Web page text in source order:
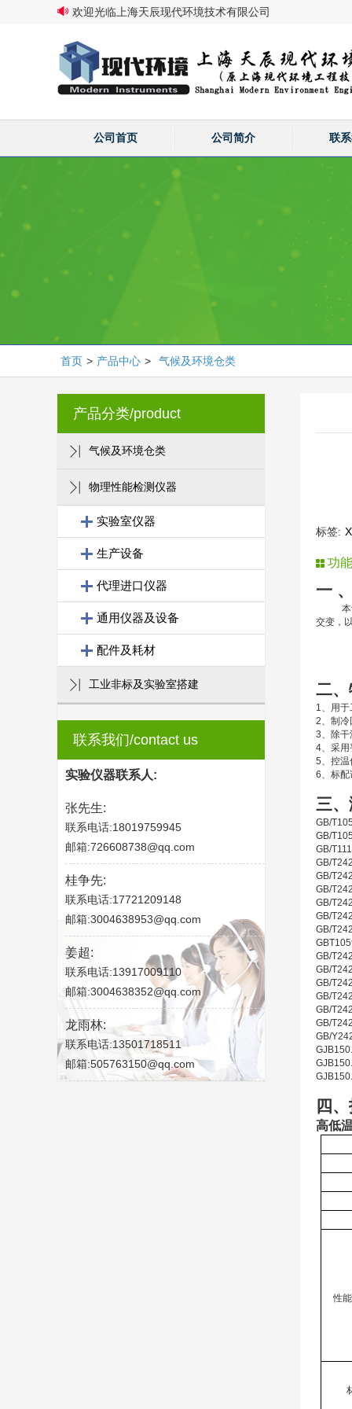
欢迎光临上海天辰现代环境技术有限公司
公司首页 公司简介 联
首页 > 产品中心 > 气候及环境仓类
产品分类/product
气候及环境仓类
物理性能检测仪器
实验室仪器
生产设备
代理进口仪器
通用仪器及设备
配件及耗材
工业非标及实验室搭建
联系我们/contact us
实验仪器联系人:
张先生:
联系电话:18019759945
邮箱:726608738@qq.com
桂争先:
联系电话:17721209148
邮箱:3004638953@qq.com
姜超:
联系电话:13917009110
邮箱:3004638352@qq.com
龙雨林:
联系电话:13501718511
邮箱:505763150@qq.com
标签:
功
一
本设
交变，
二
1、用
2、制冷
3、除干
4、采用
5、控温
6、标配
三
GB/
GB/
GB/
GB/
GB/
GB/
GB/
GB/
GB/
GB/
GB/
GB/
GB/
GB/
GB/
GB/
四
高低
性